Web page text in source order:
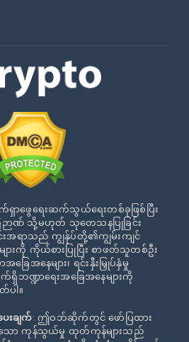
ဖွေရေးဆက်သွယ်ရေးတစ်ခုဖြစ်ပြီး
ြံဉာဏ် သို့မဟုတ် သုတေသနပြုခြင်း
းအရာသည် ကျွန်ုပ်တို့၏ကျွမ်းကျင်
ားကို ကိုယ်စားပြုပြီး စာဖတ်သူတစ်ဦး
ေအနေများ၊ ရင်းနှီးမြှုပ်နှံမှု
ဍာရေးအခြေအနေများကို
ပါ။
းချက်: ဤဝဘ်ဆိုက်တွင် ဖော်ပြထား
သော ကုန်သွယ်မှု ထုတ်ကုန်များသည်